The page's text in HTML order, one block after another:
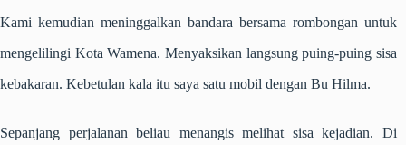
Kami kemudian meninggalkan bandara bersama rombongan untuk
mengelilingi Kota Wamena. Menyaksikan langsung puing-puing sisa
kebakaran. Kebetulan kala itu saya satu mobil dengan Bu Hilma.
Sepanjang perjalanan beliau menangis melihat sisa kejadian. Di